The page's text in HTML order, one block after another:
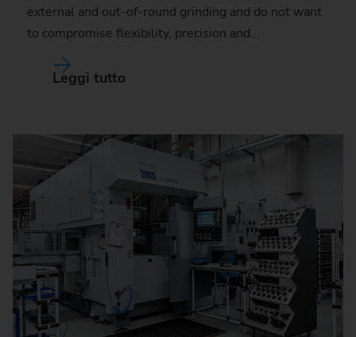
external and out-of-round grinding and do not want
to compromise flexibility, precision and…
Leggi tutto